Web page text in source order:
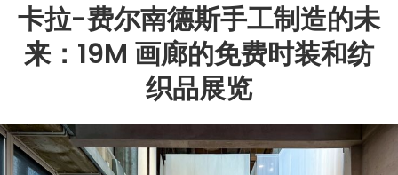
卡拉-费尔南德斯手工制造的未
来：19M 画廊的免费时装和纺
织品展览